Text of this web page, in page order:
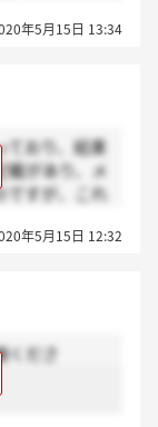
年5月15日 13:34
ており、結果
載があり、メ
ですが、これ
せん）
年5月15日 12:32
くださ